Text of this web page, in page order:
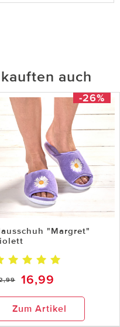
auch
-26%
"Margret"
16,99
Zum Artikel